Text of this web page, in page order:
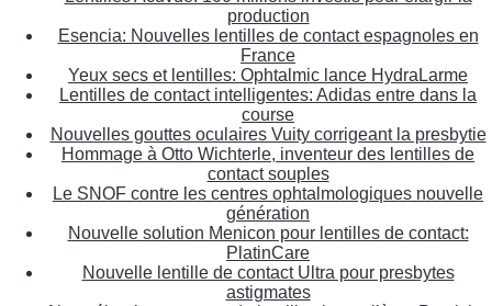
production
Esencia: Nouvelles lentilles de contact espagnoles en
France
Yeux secs et lentilles: Ophtalmic lance HydraLarme
Lentilles de contact intelligentes: Adidas entre dans la
course
Nouvelles gouttes oculaires Vuity corrigeant la presbytie
Hommage à Otto Wichterle, inventeur des lentilles de
contact souples
Le SNOF contre les centres ophtalmologiques nouvelle
génération
Nouvelle solution Menicon pour lentilles de contact:
PlatinCare
Nouvelle lentille de contact Ultra pour presbytes
astigmates